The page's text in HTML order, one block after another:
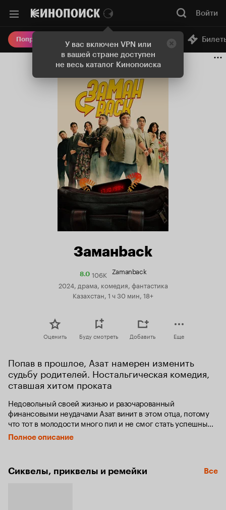
У вас включен VPN или
в вашей стране доступен
не весь каталог Кинопоиска
Войти
Попробовать Плюс Онлайн-кинотеатр
Заманback
8.0Рейтинг
106K Zamanback
2024, драма, комедия, фантастика
Казахстан, 1 ч 30 мин, 18+
Оценить Буду смотреть Добавить Еще
Попав в прошлое, Азат намерен изменить
судьбу родителей. Ностальгическая комедия,
ставшая хитом проката
Недовольный своей жизнью и разочарованный
финансовыми неудачами Азат винит в этом отца, потому
что тот в молодости много пил и не смог стать успешным
человеком. После очередной ссоры Азат неожиданно
попадает в 1994 год — в тот момент, когда его родители
к лучшему.
Полное описание
Сиквелы, приквелы и ремейки Все